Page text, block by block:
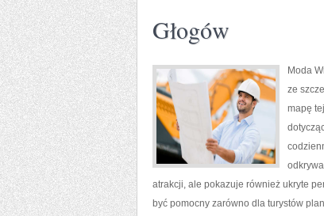
Głogów
Moda
ze
mapę
atrakcji, ale pokazuje również ukryte
być pomocny zarówno dla turystów